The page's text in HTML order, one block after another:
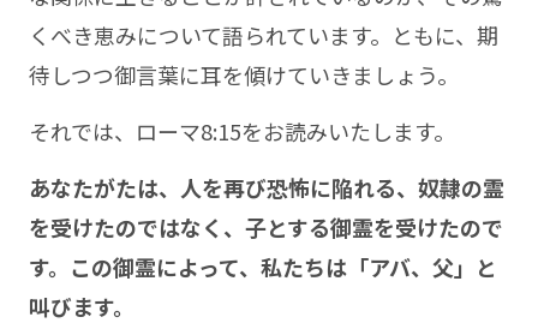
くべき恵みについて語られています。ともに、期
待しつつ御言葉に耳を傾けていきましょう。
それでは、ローマ8:15をお読みいたします。
あなたがたは、人を再び恐怖に陥れる、奴隷の霊
を受けたのではなく、子とする御霊を受けたので
す。この御霊によって、私たちは「アバ、父」と
叫びます。